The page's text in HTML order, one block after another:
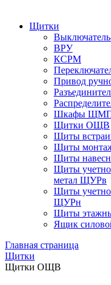
Щитки
ВРУ
КСРМ
Привод
Шкафы
Щитки ОЩВ
Щиты
Щиты
Щиты
Щиты
метал ЩУРв
Щиты
ЩУРн
Щиты
Ящик
Главная страница
Щитки
Щитки ОЩВ